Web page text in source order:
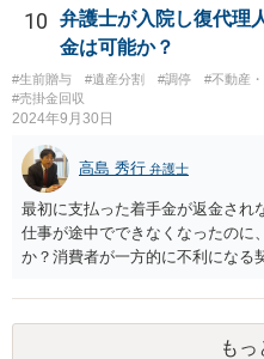
10
弁護士が入院し復代理
金は可能か？
#生前贈与 #遺産分割 #調停 #不動産
#売掛金回収
2024年9月30日
高島 秀行 弁護士
最初に支払った着手金が返金され
仕事が途中でできなくなったのに
か？消費者が一方的に不利に
務があると思います。 倒れた
れた方がよいと思います。 倒
すが、 判断能力があり、復代もっ